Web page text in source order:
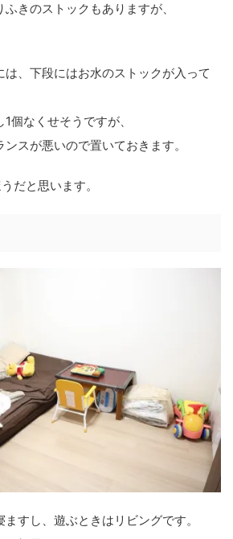
きのストックもありますが、
、下段にはお水のストックが入って
個なくせそうですが、
スが悪いので置いておきます。
だと思います。
すし、遊ぶときはリビングです。